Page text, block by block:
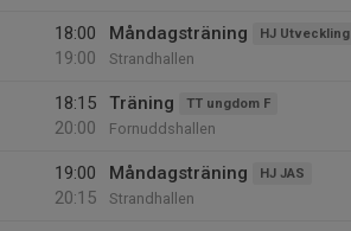
18:00
19:00
Måndagsträning HJ Utveckling
Strandhallen
18:15
20:00
Träning TT ungdom F
Fornuddshallen
19:00
20:15
Måndagsträning HJ JAS
Strandhallen